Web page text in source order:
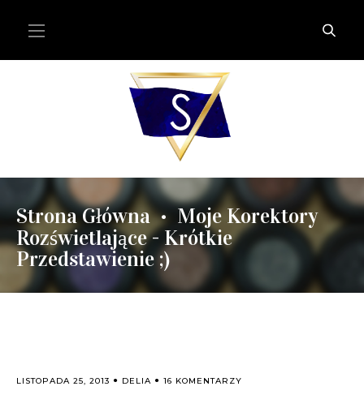
Strona Główna • Moje Korektory
Rozświetlające - Krótkie
Przedstawienie ;)
LISTOPADA 25, 2013 DELIA 16 KOMENTARZY